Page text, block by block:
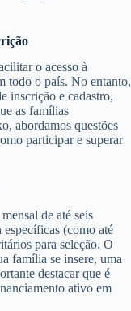
o acesso à
todo o país. No entanto,
inscrição e cadastro,
as famílias
abordamos questões
participar e superar
de até seis
(como até
para seleção. O
família se insere, uma
destacar que é
ativo em